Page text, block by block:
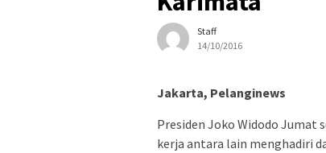
Staff
14/10/2016
Jakarta, Pelanginews
Presiden Joko Widodo
kerja antara lain menghadiri